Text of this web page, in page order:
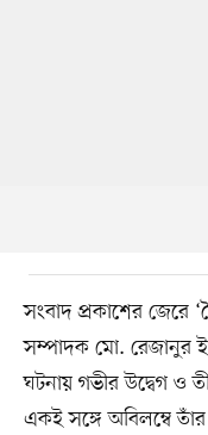
সংবাদ প্রকাশের জেরে
সম্পাদক মো. রেজানুর
ঘটনায় গভীর উদ্বেগ ও
একই সঙ্গে অবিলম্বে